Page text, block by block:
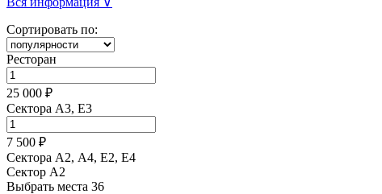
Сортировать по:
Ресторан
25 000 ₽
Сектора A3, E3
7 500 ₽
Сектора А2, А4, Е2, Е4
Сектор A2
Выбрать места 36